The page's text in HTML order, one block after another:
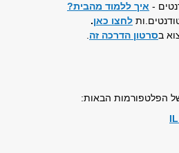
- איך ללמוד מהבית?
לחצו כאן.
בסרטון הדרכה זה
של הפלטפורמות הבאות: